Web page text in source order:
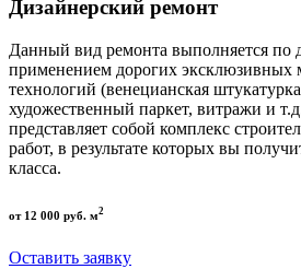
Дизайнерский ремонт
Данный вид ремонта выполняется по
применением дорогих эксклюзивных
технологий (венецианская
художественный паркет, витражи и
представляет собой комплекс
работ, в результате которых вы
класса.
от 12 000 руб. м2
Оставить заявку